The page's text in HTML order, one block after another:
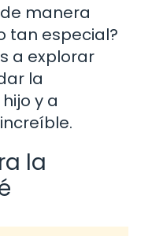
manera
tan especial?
a explorar
la
y a
la